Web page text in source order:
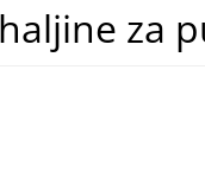
za